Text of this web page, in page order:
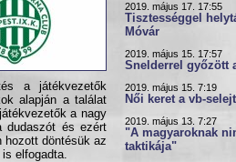
a játékvezetők
alapján a találat
a nagy
dudaszót és ezért
hozott döntésük az
elfogadta.
2019. május 17. 17:55
Tisztességgel
Móvár
2019. május 15. 17:57
Snelderrel győzött
2019. május 15. 7:19
Női keret a vb-
2019. május 13. 7:27
"A magyaroknak
taktikája"